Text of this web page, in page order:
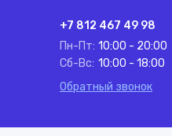
+7 812 467 49 98
Пн-Пт: 10:00 - 20:00
Сб-Вс: 10:00 - 18:00
Обратный звонок